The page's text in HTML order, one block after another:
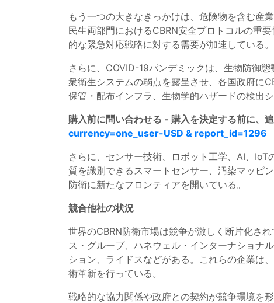
もう一つの大きなきっかけは、危険物を含む産
民生両部門におけるCBRN安全プロトコルの重
的な緊急対応戦略に対する需要が加速している。
さらに、COVID-19パンデミックは、生物防御
衆衛生システムの弱点を露呈させ、各国政府に
保管・配布インフラ、生物学的ハザードの検出
購入前に問い合わせる - 購入を決定する前に、
currency=one_user-USD & report_id=1296
さらに、センサー技術、ロボット工学、AI、
質を識別できるスマートセンサー、汚染マッピ
防衛に新たなフロンティアを開いている。
競合他社の状況
世界のCBRN防衛市場は競争が激しく断片化さ
ス・グループ、ハネウェル・インターナショナ
ション、ライドスなどがある。これらの企業は
術革新を行っている。
戦略的な協力関係や政府との契約が競争環境を